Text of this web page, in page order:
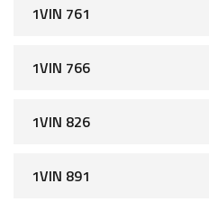
1VIN 761
1VIN 766
1VIN 826
1VIN 891